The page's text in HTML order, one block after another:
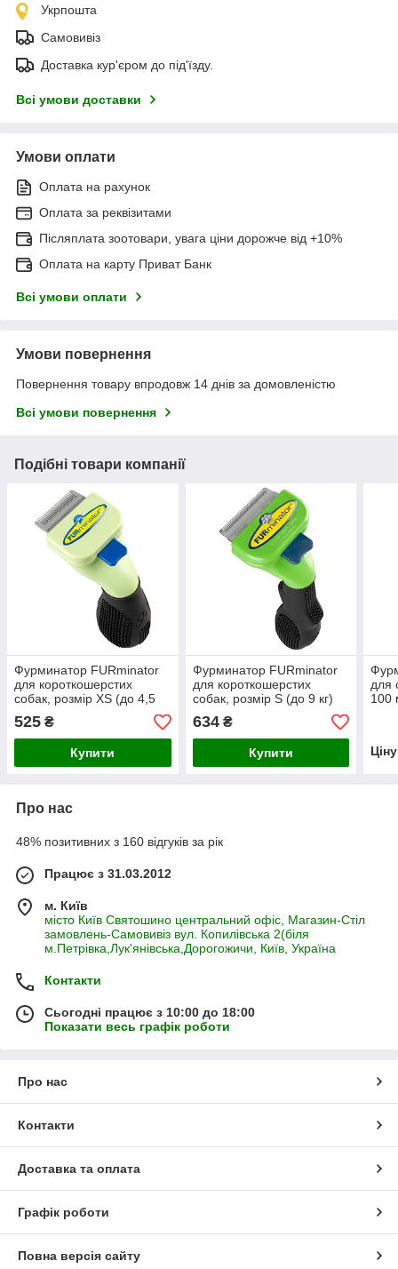
Укрпошта
Самовивіз
Доставка кур'єром до під'їзду.
Всі умови доставки
Умови оплати
Оплата на рахунок
Оплата за реквізитами
Післяплата зоотовари, увага ціни дорожче від +10%
Оплата на карту Приват Банк
Всі умови оплати
Умови повернення
Повернення товару впродовж 14 днів за домовленістю
Всі умови повернення
Подібні товари компанії
Фурминатор FURminator
для короткошерстих
собак, розмір XS (до 4,5
525 ₴
Купити
Фурминатор FURminator
для короткошерстих
собак, розмір S (до 9 кг)
634₴
Купити
для
100
Про нас
48% позитивних з 160 відгуків за рік
Працює з 31.03.2012
м. Київ
місто Київ Святошино центральний офіс, Магазин-Стіл
замовлень-Самовивіз вул. Копилівська 2(біля
м.Петрівка,Лук'янівська,Дорогожичи, Київ, Україна
Контакти
Сьогодні працює з 10:00 до 18:00
Показати весь графік роботи
Про нас
Контакти
Доставка та оплата
Графік роботи
Повна версія сайту